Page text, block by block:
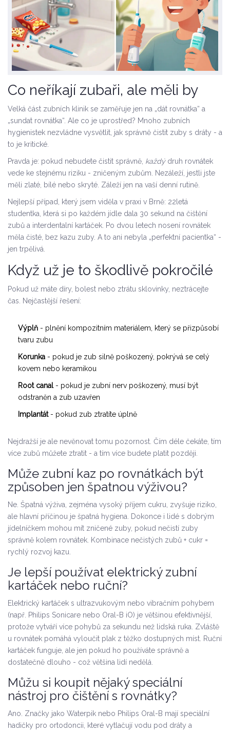
Co neříkají zubaři, ale měli by
Velká část zubních klinik se zaměřuje jen na „dát rovnátka“ a
„sundat rovnátka“. Ale co je uprostřed? Mnoho zubních
hygienistek nezvládne vysvětlit, jak správně čistit zuby s dráty - a
to je kritické.
Pravda je: pokud nebudete čistit správně, každýdruh rovnátek
vede ke stejnému riziku - zničeným zubům. Nezáleží, jestli jste
měli zlaté, bílé nebo skryté. Záleží jen na vaší denní rutině.
Nejlepší případ, který jsem viděla v praxi v Brně: 22letá
studentka, která si po každém jídle dala 30 sekund na čištění
zubů a interdentalní kartáček. Po dvou letech nosení rovnátek
měla čisté, bez kazu zuby. A to ani nebyla „perfektní pacientka“ -
jen trpělivá.
Když už je to škodlivě pokročilé
Pokud už máte díry, bolest nebo ztrátu sklovinky, neztrácejte
čas. Nejčastější řešení:
Výplň - plnění kompozitním materiálem, který se přizpůsobí
tvaru zubu
Korunka - pokud je zub silně poškozený, pokrývá se celý
kovem nebo keramikou
Root canal- pokud je zubní nerv poškozený, musí být
odstraněn a zub uzavřen
Implantát- pokud zub ztratíte úplně
Nejdražší je ale nevěnovat tomu pozornost. Čím déle čekáte, tím
více zubů můžete ztratit - a tím více budete platit později.
Může zubní kaz po rovnátkách být
způsoben jen špatnou výživou?
Ne. Špatná výživa, zejména vysoký příjem cukru, zvyšuje riziko,
ale hlavní příčinou je špatná hygiena. Dokonce i lidé s dobrým
jídelníčkem mohou mít zničené zuby, pokud nečistí zuby
správně kolem rovnátek. Kombinace nečistých zubů + cukr =
rychlý rozvoj kazu.
Je lepší používat elektrický zubní
kartáček nebo ruční?
Elektrický kartáček s ultrazvukovým nebo vibračním pohybem
(např. Philips Sonicare nebo Oral-B iO) je většinou efektivnější,
protože vytváří více pohybů za sekundu než lidská ruka. Zvláště
u rovnátek pomáhá vyloučit plak z těžko dostupných míst. Ruční
kartáček funguje, ale jen pokud ho používáte správně a
dostatečně dlouho - což většina lidí nedělá.
Můžu si koupit nějaký speciální
nástroj pro čištění s rovnátky?
Ano. Značky jako Waterpik nebo Philips Oral-B mají speciální
hadičky pro ortodoncii, které vytlačují vodu pod dráty a